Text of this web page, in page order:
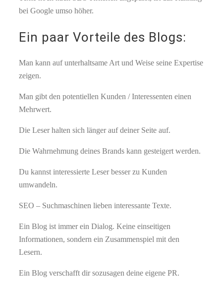
bei Google umso höher.
Ein paar Vorteile des Blogs:
Man kann auf unterhaltsame Art und Weise seine Expertise
zeigen.
Man gibt den potentiellen Kunden / Interessenten einen
Mehrwert.
Die Leser halten sich länger auf deiner Seite auf.
Die Wahrnehmung deines Brands kann gesteigert werden.
Du kannst interessierte Leser besser zu Kunden
umwandeln.
SEO – Suchmaschinen lieben interessante Texte.
Ein Blog ist immer ein Dialog. Keine einseitigen
Informationen, sondern ein Zusammenspiel mit den
Lesern.
Ein Blog verschafft dir sozusagen deine eigene PR.